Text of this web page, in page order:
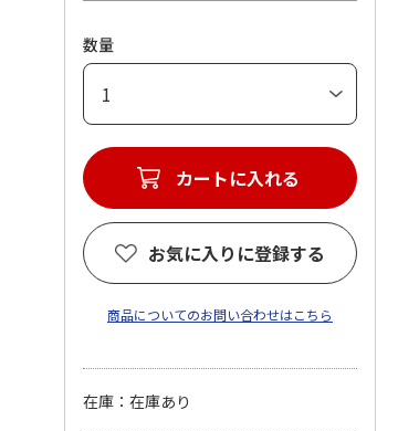
数量
カートに入れる
お気に入りに登録する
商品についてのお問い合わせはこちら
在庫：在庫あり